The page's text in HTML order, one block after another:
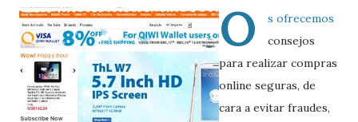
O
s ofrecemos
consejos
para realizar compras
online seguras, de
cara a evitar fraudes,